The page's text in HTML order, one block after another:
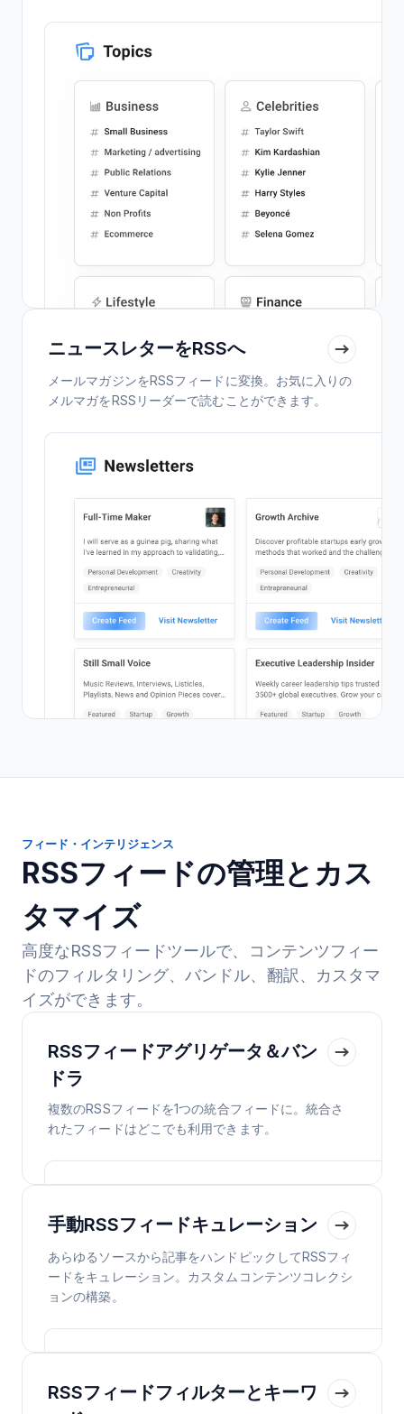
ニュースレターをRSSへ
メールマガジンをRSSフィードに変換。お気に入りの
メルマガをRSSリーダーで読むことができます。
フィード・インテリジェンス
RSSフィードの管理とカス
タマイズ
高度なRSSフィードツールで、コンテンツフィー
ドのフィルタリング、バンドル、翻訳、カスタマ
イズができます。
RSSフィードアグリゲータ＆バン
ドラ
複数のRSSフィードを1つの統合フィードに。統合さ
れたフィードはどこでも利用できます。
手動RSSフィードキュレーション
あらゆるソースから記事をハンドピックしてRSSフィ
ードをキュレーション。カスタムコンテンツコレクシ
ョンの構築。
RSSフィードフィルターとキーワ